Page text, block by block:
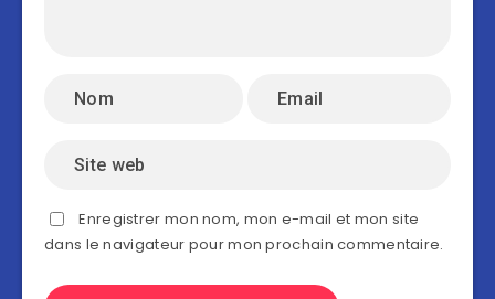
Enregistrer mon nom, mon e-mail et mon site
dans le navigateur pour mon prochain commentaire.